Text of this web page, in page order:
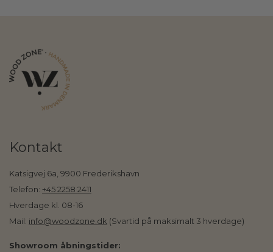
Kontakt
Katsigvej 6a, 9900 Frederikshavn
Telefon: +45 2258 2411
Hverdage kl. 08-16
Mail: info@woodzone.dk (Svartid på maksimalt 3 hverdage)
Showroom åbningstider: